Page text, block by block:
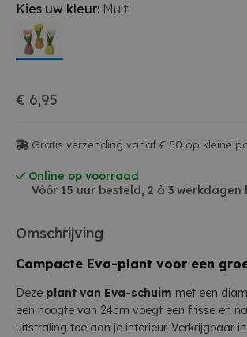
Kies uw kleur: Multi
€ 6,95
Gratis verzending vanaf € 50 op kleine
Online op voorraad
Vóór 15 uur besteld, 2 à 3
Omschrijving
Compacte Eva-plant voor een
Deze plant van Eva-schuim met een
een hoogte van 24cm voegt een frisse en
uitstraling toe aan je interieur. Verkrijgbaar